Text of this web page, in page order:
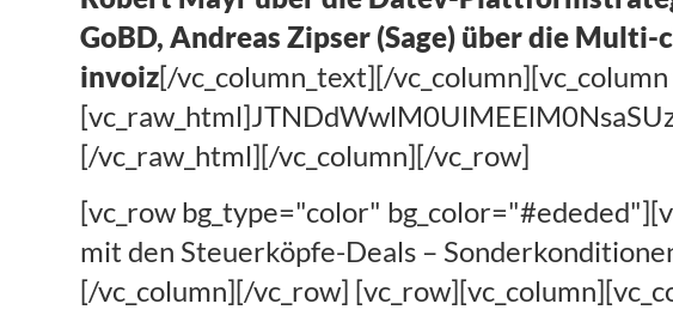
GoBD, Andreas Zipser (Sage) über die
invoiz[/vc_column_text][/
[/vc_raw_html][/vc_column][/vc_row]
[vc_row bg_type="color"
mit den Steuerköpfe-Deals –
[/vc_column][/vc_row]